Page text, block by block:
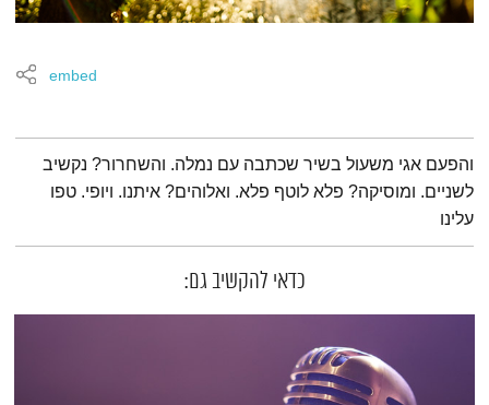
embed
תמצית הפודקאסט
והפעם אגי משעול בשיר שכתבה עם נמלה. והשחרור? נקשיב
לשניים. ומוסיקה? פלא לוטף פלא. ואלוהים? איתנו. ויופי. טפו
עלינו
כדאי להקשיב גם: